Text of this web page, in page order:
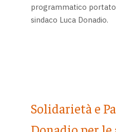
programmatico
sindaco Luca Donadio.
Solidarietà e